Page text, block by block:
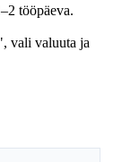
tööpäeva.
vali valuuta ja